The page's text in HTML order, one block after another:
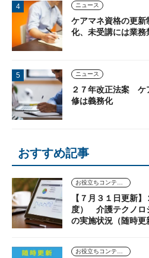
ニュース
ケアマネ資格の更
化、未受講には業務
ニュース
２７年改正法案
修は義務化
おすすめ記事
お役立ちコンテンツ
【７月３１日更新
度） 介護テクノロ
の実施状況（随時更
お役立ちコンテンツ